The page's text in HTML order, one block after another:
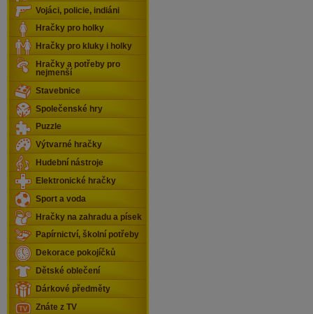
Vojáci, policie, indiáni
Hračky pro holky
Hračky pro kluky i holky
Hračky a potřeby pro
nejmenší
Stavebnice
Společenské hry
Puzzle
Výtvarné hračky
Hudební nástroje
Elektronické hračky
Sport a voda
Hračky na zahradu a písek
Papírnictví, školní potřeby
Dekorace pokojíčků
Dětské oblečení
Dárkové předměty
Znáte z TV